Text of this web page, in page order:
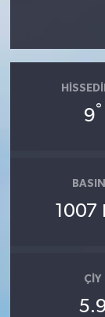
9°
1007
ÇIY